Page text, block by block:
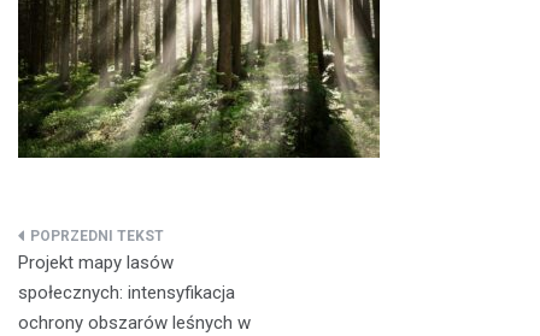
Nawigacja
wpisu
Projekt mapy lasów
społecznych: intensyfikacja
ochrony obszarów leśnych w